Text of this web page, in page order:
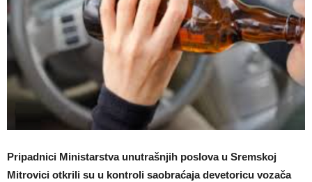
Pripadnici Ministarstva unutrašnjih poslova u Sremskoj
Mitrovici otkrili su u kontroli saobraćaja devetoricu vozača